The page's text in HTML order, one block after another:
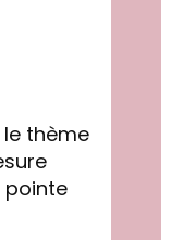
thème
pointe